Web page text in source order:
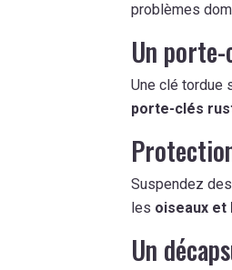
problèmes
Un
Une clé tordue
porte-clés
Suspendez
les oiseaux et
Un